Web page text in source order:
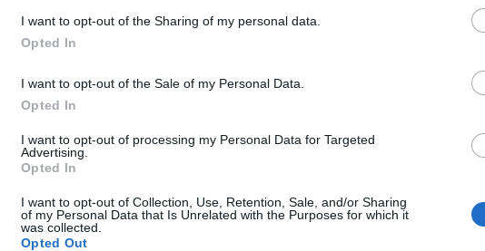
I want to opt-out of the Sharing of my personal data.
Opted In
I want to opt-out of the Sale of my Personal Data.
Opted In
I want to opt-out of processing my Personal Data for Targeted
Advertising.
Opted In
I want to opt-out of Collection, Use, Retention, Sale, and/or Sharing
of my Personal Data that Is Unrelated with the Purposes for which it
was collected.
Opted Out
WhatsApp